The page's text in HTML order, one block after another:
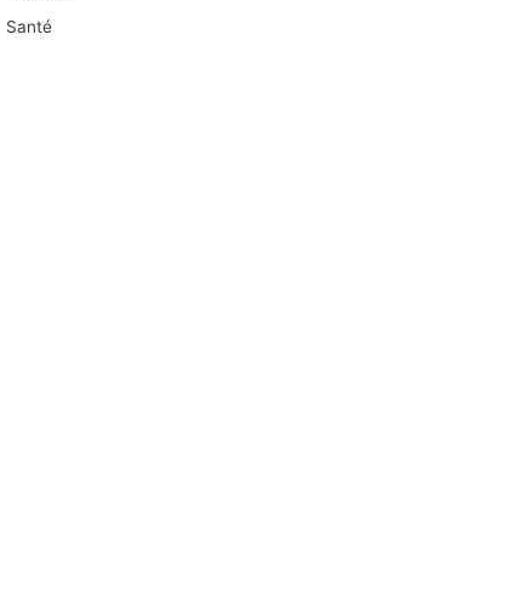
Santé